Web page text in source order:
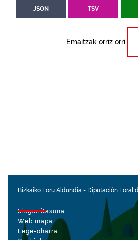
JSON TSV
Emaitzak orriz orri
Bizkaiko Foru Aldundia - Diputación Foral
Irisgarritasuna
Web mapa
Lege-oharra